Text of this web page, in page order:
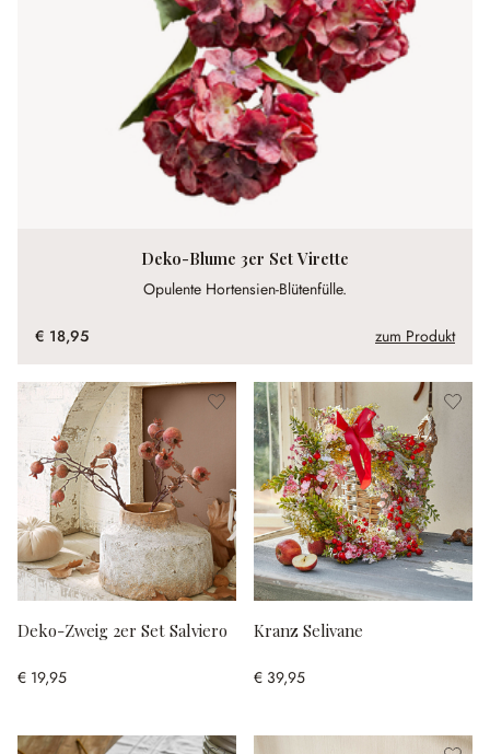
Deko-Blume 3er Set Virette
Opulente Hortensien-Blütenfülle.
€ 18,95 zum Produkt
Deko-Zweig 2er Set Salviero
€ 19,95
Kranz Selivane
€ 39,95